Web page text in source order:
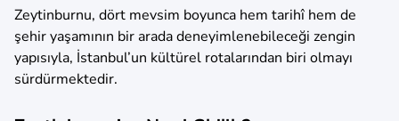
Zeytinburnu, dört mevsim boyunca hem tarihî hem de
şehir yaşamının bir arada deneyimlenebileceği zengin
yapısıyla, İstanbul’un kültürel rotalarından biri olmayı
sürdürmektedir.